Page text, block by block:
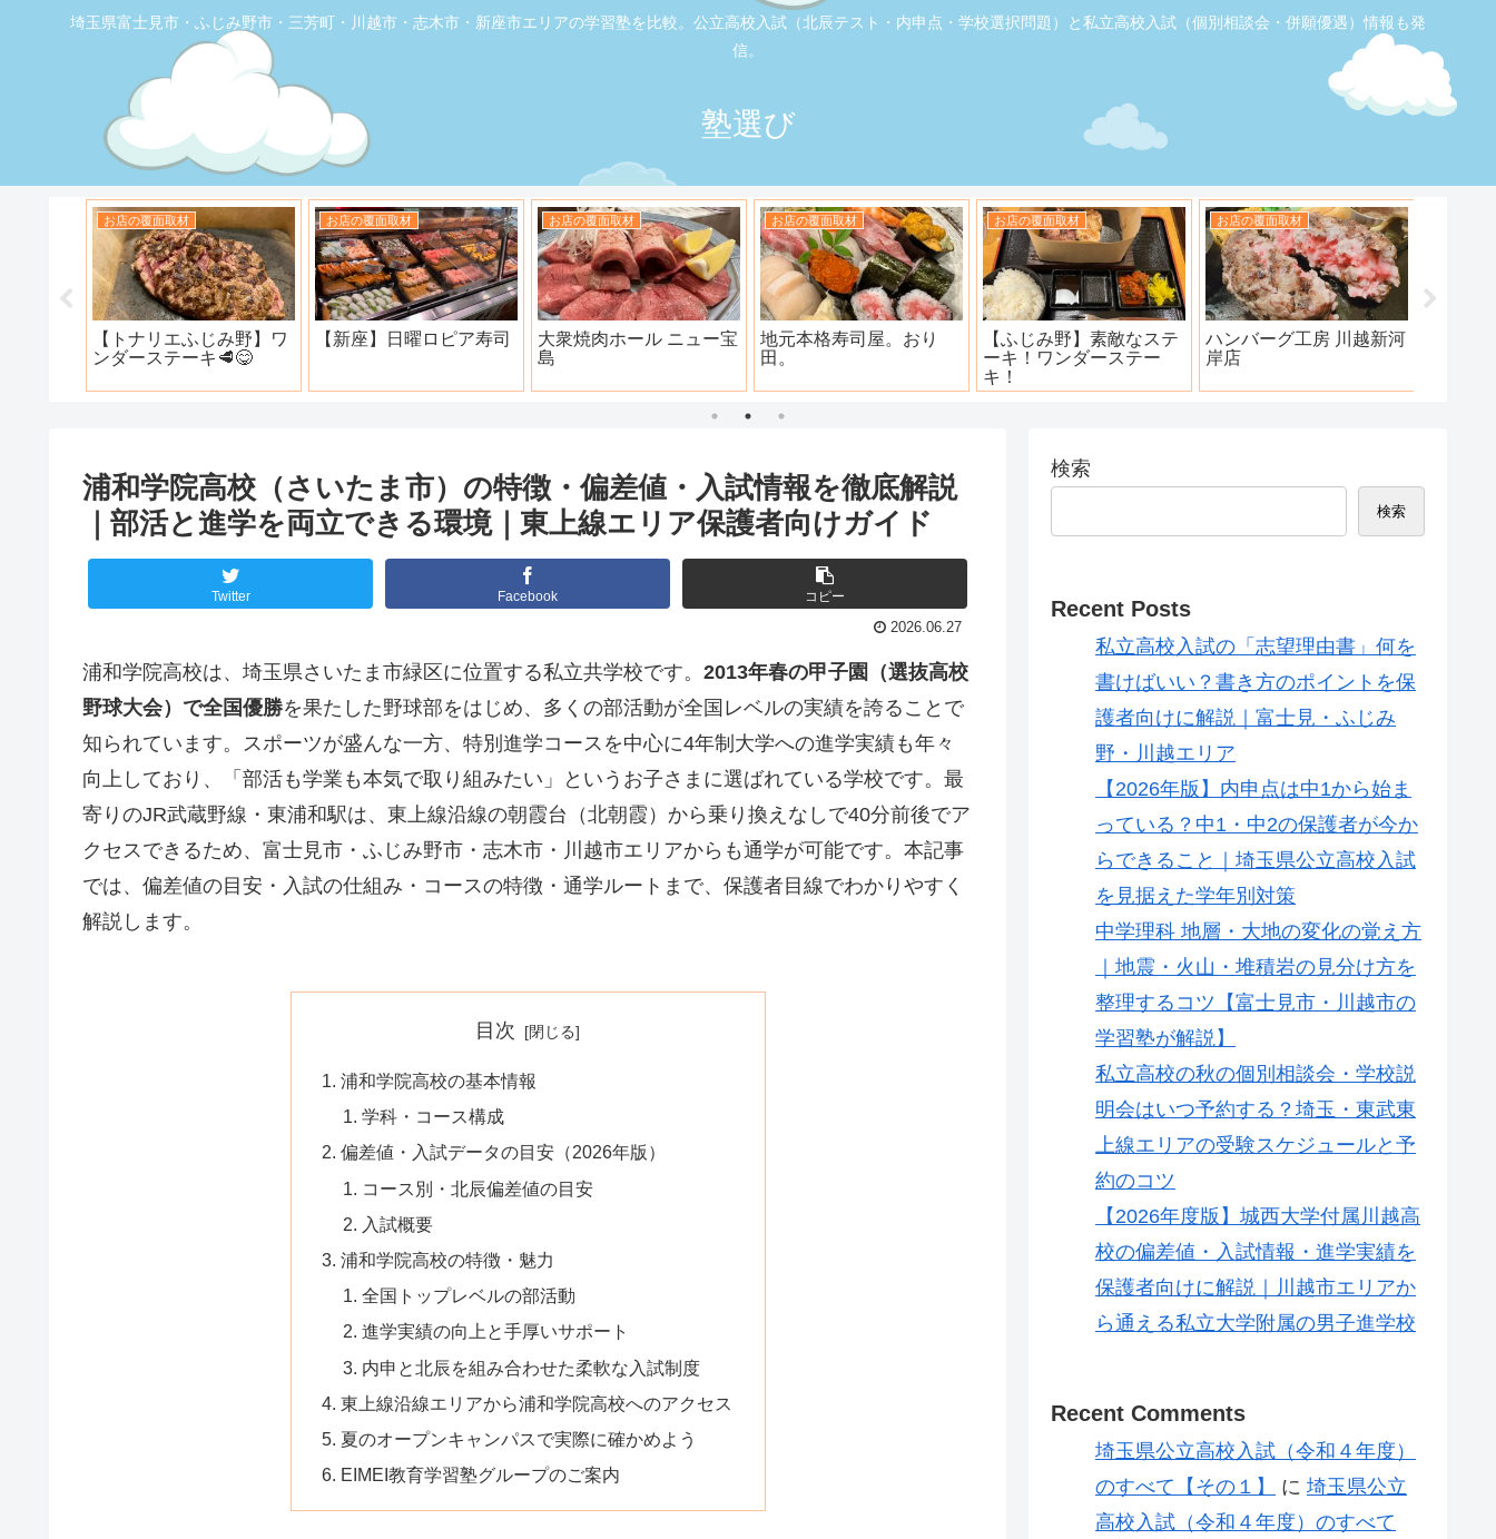
埼玉県富士見市・ふじみ野市・三芳町・川越市・志木市・新座市エリアの学習塾を比較。公立高校入試（北辰テスト・内申点・学校選択問題）と私立高校入試（個別相談会・併願優遇）情報も発
信。
塾選び
お店の覆面取材
【トナリエふじみ野】ワ
ンダーステーキ🥩😋
お店の覆面取材
【新座】日曜ロピア寿司
お店の覆面取材
大衆焼肉ホール ニュー宝
島
お店の覆面取材
地元本格寿司屋。おり
田。
お店の覆面取材
【ふじみ野】素敵なステ
ーキ！ワンダーステー
キ！
お店の覆面取材
ハンバーグ工房 川越新河
岸店
浦和学院高校（さいたま市）の特徴・偏差値・入試情報を徹底解説
｜部活と進学を両立できる環境｜東上線エリア保護者向けガイド
Twitter Facebook コピー
2026.06.27
浦和学院高校は、埼玉県さいたま市緑区に位置する私立共学校です。 2013年春の甲子園（選抜高校
野球大会）で全国優勝を果たした野球部をはじめ、多くの部活動が全国レベルの実績を誇ることで
知られています。スポーツが盛んな一方、特別進学コースを中心に4年制大学への進学実績も年々
向上しており、「部活も学業も本気で取り組みたい」というお子さまに選ばれている学校です。最
寄りのJR武蔵野線・東浦和駅は、東上線沿線の朝霞台（北朝霞）から乗り換えなしで40分前後でア
クセスできるため、富士見市・ふじみ野市・志木市・川越市エリアからも通学が可能です。本記事
では、偏差値の目安・入試の仕組み・コースの特徴・通学ルートまで、保護者目線でわかりやすく
解説します。
目次
浦和学院高校の基本情報
学科・コース構成
偏差値・入試データの目安（2026年版）
コース別・北辰偏差値の目安
入試概要
浦和学院高校の特徴・魅力
全国トップレベルの部活動
進学実績の向上と手厚いサポート
内申と北辰を組み合わせた柔軟な入試制度
東上線沿線エリアから浦和学院高校へのアクセス
夏のオープンキャンパスで実際に確かめよう
EIMEI教育学習塾グループのご案内
検索
検索
Recent Posts
私立高校入試の「志望理由書」何を
書けばいい？書き方のポイントを保
護者向けに解説｜富士見・ふじみ
野・川越エリア
【2026年版】内申点は中1から始ま
っている？中1・中2の保護者が今か
らできること｜埼玉県公立高校入試
を見据えた学年別対策
中学理科 地層・大地の変化の覚え方
｜地震・火山・堆積岩の見分け方を
整理するコツ【富士見市・川越市の
学習塾が解説】
私立高校の秋の個別相談会・学校説
明会はいつ予約する？埼玉・東武東
上線エリアの受験スケジュールと予
約のコツ
【2026年度版】城西大学付属川越高
校の偏差値・入試情報・進学実績を
保護者向けに解説｜川越市エリアか
ら通える私立大学附属の男子進学校
Recent Comments
埼玉県公立高校入試（令和４年度）
のすべて【その１】
に 埼玉県公立
高校入試（令和４年度）のすべて